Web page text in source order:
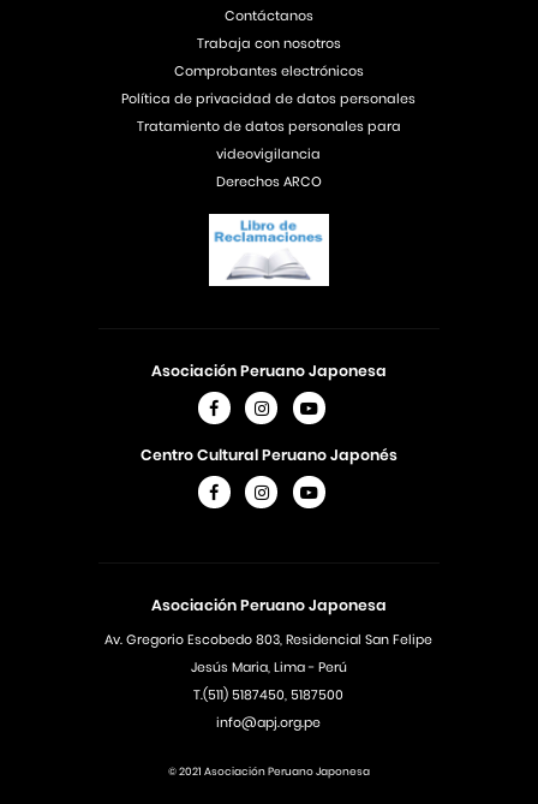
Asociación Peruano Japonesa
Av. Gregorio Escobedo 803, Residencial San Felipe
Jesús Maria, Lima - Perú
T.(511) 5187450, 5187500
info@apj.org.pe
Asociación Peruano Japonesa
Centro Cultural Peruano Japonés
Contáctanos
Trabaja con nosotros
Comprobantes electrónicos
Política de privacidad de datos personales
Tratamiento de datos personales para
videovigilancia
Derechos ARCO
© 2021 Asociación Peruano Japonesa